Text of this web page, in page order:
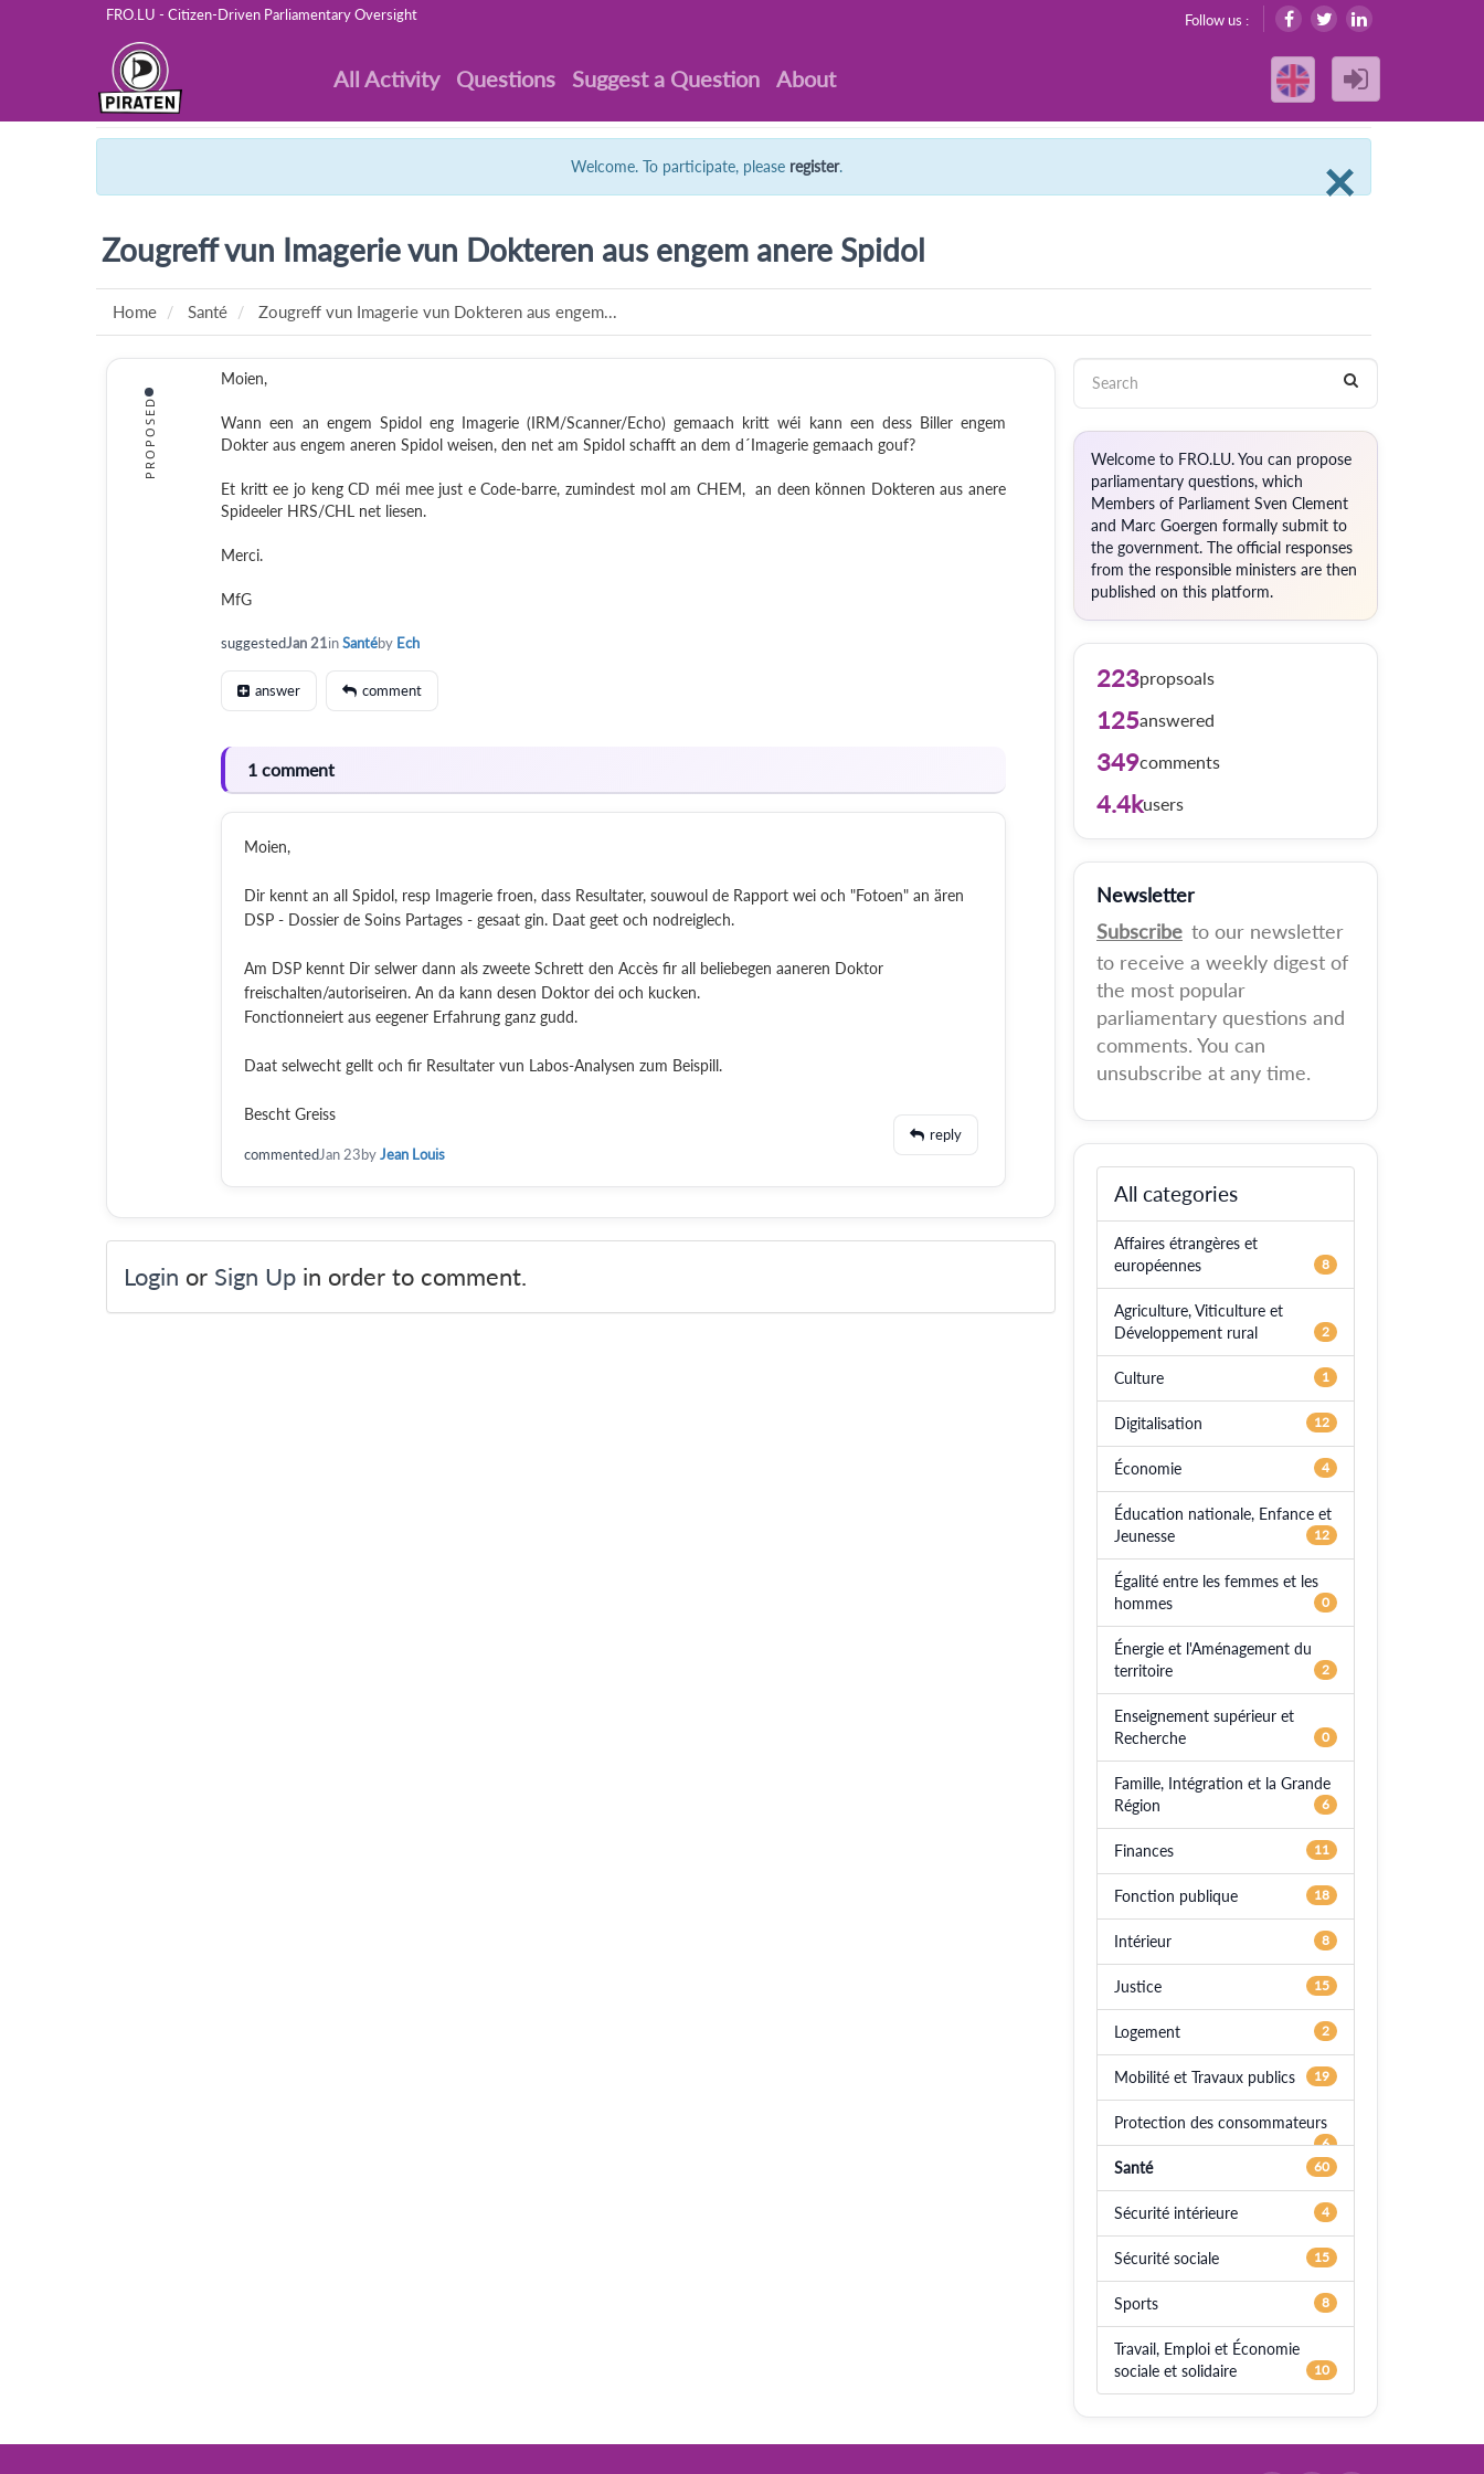
FRO.LU - Citizen-Driven Parliamentary Oversight Follow us :
All Activity Questions Suggest a Question About
×
Welcome. To participate, please register.
Zougreff vun Imagerie vun Dokteren aus engem anere Spidol
Home Santé Zougreff vun Imagerie vun Dokteren aus engem...
PROPOSED
Moien,
Wann een an engem Spidol eng Imagerie (IRM/Scanner/Echo) gemaach kritt wéi kann een dess Biller engem
Dokter aus engem aneren Spidol weisen, den net am Spidol schafft an dem d´Imagerie gemaach gouf?
Et kritt ee jo keng CD méi mee just e Code-barre, zumindest mol am CHEM, an deen können Dokteren aus anere
Spideeler HRS/CHL net liesen.
Merci.
MfG
suggestedJan 21inSantéby Ech
answer comment
1 comment
Moien,
Dir kennt an all Spidol, resp Imagerie froen, dass Resultater, souwoul de Rapport wei och "Fotoen" an ären
DSP - Dossier de Soins Partages - gesaat gin. Daat geet och nodreiglech.
Am DSP kennt Dir selwer dann als zweete Schrett den Accès fir all beliebegen aaneren Doktor
freischalten/autoriseiren. An da kann desen Doktor dei och kucken.
Fonctionneiert aus eegener Erfahrung ganz gudd.
Daat selwecht gellt och fir Resultater vun Labos-Analysen zum Beispill.
Bescht Greiss
commentedJan 23byJean Louis
reply
Login or Sign Up in order to comment.
Welcome to FRO.LU. You can propose
parliamentary questions, which
Members of Parliament Sven Clement
and Marc Goergen formally submit to
the government. The official responses
from the responsible ministers are then
published on this platform.
223propsoals
125answered
349comments
4.4kusers
Newsletter
Subscribe to our newsletter
to receive a weekly digest of
the most popular
parliamentary questions and
comments. You can
unsubscribe at any time.
All categories
Affaires étrangères et
européennes
8
Agriculture, Viticulture et
Développement rural
2
Culture 1
Digitalisation 12
Économie 4
Éducation nationale, Enfance et
Jeunesse
12
Égalité entre les femmes et les
hommes
0
Énergie et l'Aménagement du
territoire
2
Enseignement supérieur et
Recherche
0
Famille, Intégration et la Grande
Région
6
Finances 11
Fonction publique 18
Intérieur 8
Justice 15
Logement 2
Mobilité et Travaux publics 19
Protection des consommateurs
6
Santé 60
Sécurité intérieure 4
Sécurité sociale 15
Sports 8
Travail, Emploi et Économie
sociale et solidaire
10